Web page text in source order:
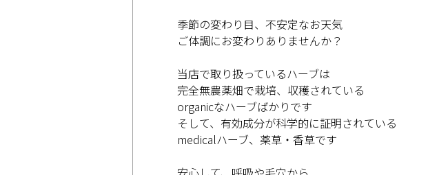
季節の変わり目、不安定なお天気
ご体調にお変わりありませんか？
当店で取り扱っているハーブは
完全無農薬畑で栽培、収穫されている
organicなハーブばかりです
そして、有効成分が科学的に証明されている
medicalハーブ、薬草・香草です